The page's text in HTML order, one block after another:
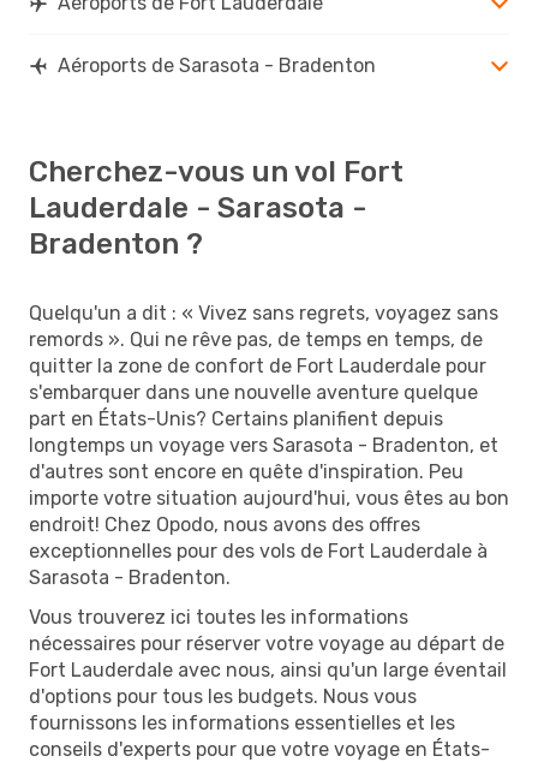
Aéroports de Sarasota - Bradenton
Cherchez-vous un vol Fort
Lauderdale - Sarasota -
Bradenton ?
Quelqu'un a dit : « Vivez sans regrets, voyagez sans
remords ». Qui ne rêve pas, de temps en temps, de
quitter la zone de confort de Fort Lauderdale pour
s'embarquer dans une nouvelle aventure quelque
part en États-Unis? Certains planifient depuis
longtemps un voyage vers Sarasota - Bradenton, et
d'autres sont encore en quête d'inspiration. Peu
importe votre situation aujourd'hui, vous êtes au bon
endroit! Chez Opodo, nous avons des offres
exceptionnelles pour des vols de Fort Lauderdale à
Sarasota - Bradenton.
Vous trouverez ici toutes les informations
nécessaires pour réserver votre voyage au départ de
Fort Lauderdale avec nous, ainsi qu'un large éventail
d'options pour tous les budgets. Nous vous
fournissons les informations essentielles et les
conseils d'experts pour que votre voyage en États-